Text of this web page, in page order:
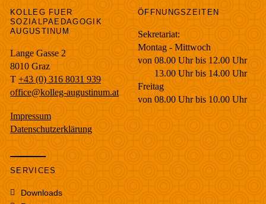
KOLLEG FUER
SOZIALPAEDAGOGIK
AUGUSTINUM
Lange Gasse 2
8010 Graz
T +43 (0) 316 8031 939
office@kolleg-augustinum.at
Impressum
Datenschutzerklärung
ÖFFNUNGSZEITEN
Sekretariat:
Montag - Mittwoch
von 08.00 Uhr bis 12.00 Uhr
13.00 Uhr bis 14.00 Uhr
Freitag
von 08.00 Uhr bis 10.00 Uhr
SERVICES
Downloads